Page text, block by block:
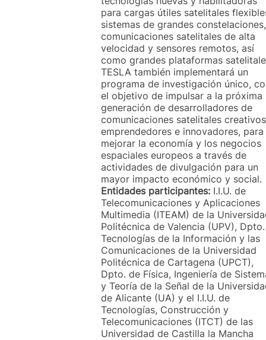
para cargas útiles satelitales
sistemas de grandes constelaciones,
comunicaciones satelitales de alta
velocidad y sensores remotos, así
como grandes plataformas
TESLA también implementará un
programa de investigación único,
el objetivo de impulsar a la próxima
generación de desarrolladores de
comunicaciones satelitales
emprendedores e innovadores, para
mejorar la economía y los negocios
espaciales europeos a través de
actividades de divulgación para un
mayor impacto económico y social.
Entidades participantes: I.I.U. de
Telecomunicaciones y Aplicaciones
Multimedia (ITEAM) de la
Politécnica de Valencia (UPV),
Tecnologías de la Información y las
Comunicaciones de la Universidad
Politécnica de Cartagena (UPCT),
Dpto. de Física, Ingeniería de
y Teoría de la Señal de la
de Alicante (UA) y el I.I.U. de
Tecnologías, Construcción y
Telecomunicaciones (ITCT) de las
Universidad de Castilla la Mancha